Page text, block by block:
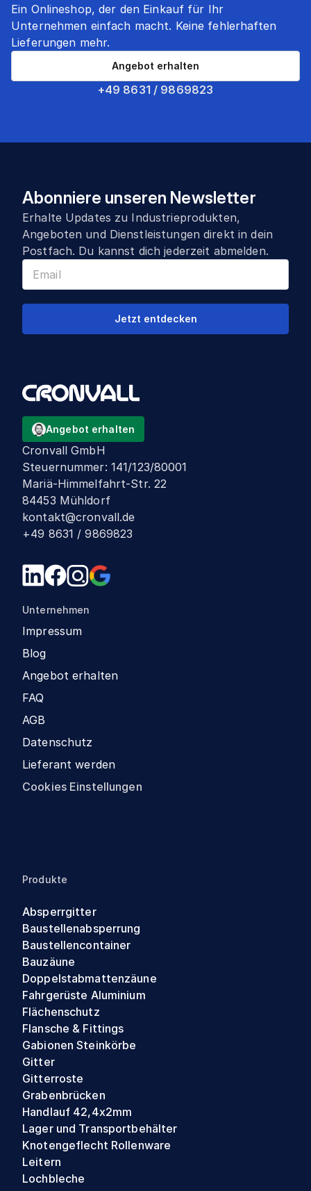
Ein Onlineshop, der den Einkauf für Ihr
Unternehmen einfach macht. Keine fehlerhaften
Lieferungen mehr.
+49 8631 / 9869823
Angebot erhalten
Abonniere unseren Newsletter
Erhalte Updates zu Industrieprodukten,
Angeboten und Dienstleistungen direkt in dein
Postfach. Du kannst dich jederzeit abmelden.
Jetzt entdecken
Angebot erhalten
Cronvall GmbH
Steuernummer: 141/123/80001
Mariä-Himmelfahrt-Str. 22
84453 Mühldorf
kontakt@cronvall.de
+49 8631 / 9869823
Unternehmen
Impressum
Blog
Angebot erhalten
FAQ
AGB
Datenschutz
Lieferant werden
Cookies Einstellungen
Produkte
Absperrgitter
Baustellenabsperrung
Baustellencontainer
Bauzäune
Doppelstabmattenzäune
Fahrgerüste Aluminium
Flächenschutz
Flansche & Fittings
Gabionen Steinkörbe
Gitter
Gitterroste
Grabenbrücken
Handlauf 42,4x2mm
Lager und Transportbehälter
Knotengeflecht Rollenware
Leitern
Lochbleche